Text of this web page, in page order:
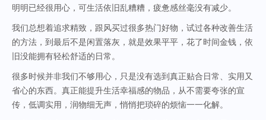
明明已经很用心，可生活依旧乱糟糟，疲惫感丝毫没有减少。
我们总想着追求精致，跟风买过很多热门好物，试过各种改善生活
的方法，到最后不是闲置落灰，就是效果平平，花了时间金钱，依
旧没能拥有轻松舒适的日常。
很多时候并非我们不够用心，只是没有选到真正贴合日常、实用又
省心的东西。真正能提升生活幸福感的物品，从不需要夸张的宣
传，低调实用，润物细无声，悄悄把琐碎的烦恼一一化解。